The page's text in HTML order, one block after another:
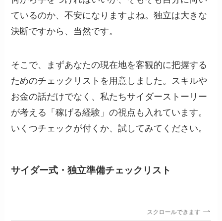
ているのか、不安になりますよね。独立は大きな
決断ですから、当然です。
そこで、まずあなたの現在地を客観的に把握する
ためのチェックリストを用意しました。スキルや
お金の話だけでなく、私たちサイダーストーリー
が考える「稼げる経験」の視点も入れています。
いくつチェックが付くか、試してみてください。
サイダー式・独立準備チェックリスト
スクロールできます